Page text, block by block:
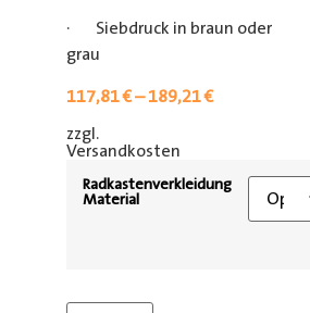
· Siebdruck in braun oder
grau
117,81€–189,21€
zzgl.
Versandkosten
Radkastenverkleidung
Material